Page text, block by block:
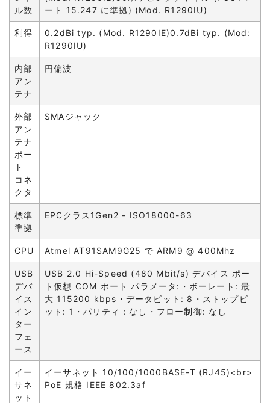
ル数
ート 15.247 に準拠) (Mod. R1290IU)
利得
0.2dBi typ. (Mod. R1290IE)0.7dBi typ. (Mod:
R1290IU)
内部
アン
テナ
円偏波
外部
アン
テナ
ポー
ト
コネ
クタ
SMAジャック
標準
準拠
EPCクラス1Gen2 - ISO18000-63
CPU Atmel AT91SAM9G25 で ARM9 @ 400Mhz
USB
デバ
イス
イン
ター
フェ
ース
USB 2.0 Hi-Speed (480 Mbit/s) デバイス ポー
ト仮想 COM ポート パラメータ:・ボーレート: 最
大 115200 kbps・データビット: 8・ストップビ
ット: 1・パリティ：なし・フロー制御: なし
イー
サネ
ット
イーサネット 10/100/1000BASE-T (RJ45)<br>
PoE 規格 IEEE 802.3af